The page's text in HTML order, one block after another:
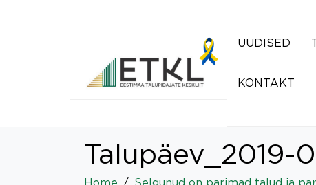
UUDISED
KONTAKT
Talupäev_2019-
Home Selgunud on parimad talud ja